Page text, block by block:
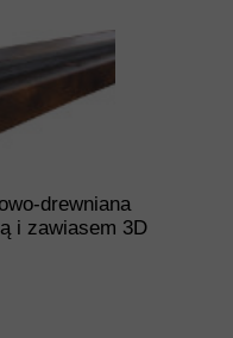
drewniana
i zawiasem 3D